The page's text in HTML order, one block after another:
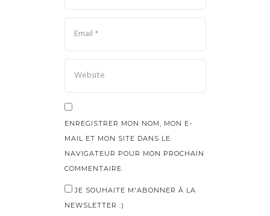
ENREGISTRER MON NOM, MON E-
MAIL ET MON SITE DANS LE
NAVIGATEUR POUR MON PROCHAIN
COMMENTAIRE.
JE SOUHAITE M'ABONNER À LA
NEWSLETTER :)